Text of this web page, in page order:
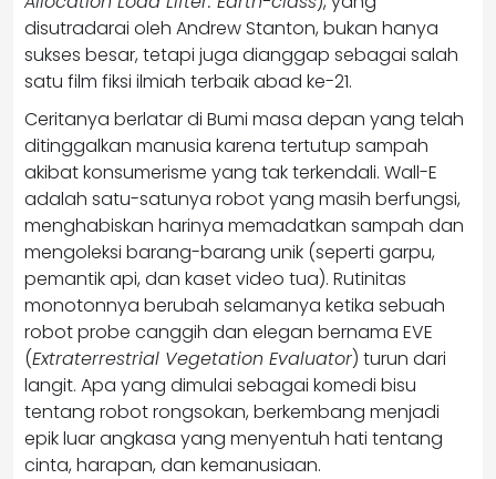
disutradarai oleh Andrew Stanton, bukan hanya
sukses besar, tetapi juga dianggap sebagai salah
satu film fiksi ilmiah terbaik abad ke-21.
Ceritanya berlatar di Bumi masa depan yang telah
ditinggalkan manusia karena tertutup sampah
akibat konsumerisme yang tak terkendali. Wall-E
adalah satu-satunya robot yang masih berfungsi,
menghabiskan harinya memadatkan sampah dan
mengoleksi barang-barang unik (seperti garpu,
pemantik api, dan kaset video tua). Rutinitas
monotonnya berubah selamanya ketika sebuah
robot probe canggih dan elegan bernama EVE
(Extraterrestrial Vegetation Evaluator) turun dari
langit. Apa yang dimulai sebagai komedi bisu
tentang robot rongsokan, berkembang menjadi
epik luar angkasa yang menyentuh hati tentang
cinta, harapan, dan kemanusiaan.